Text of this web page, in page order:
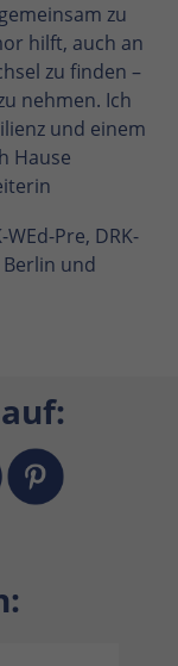
zu
hilft, auch an
zu finden –
nehmen. Ich
und einem
Hause
Pre, DRK-
Berlin und